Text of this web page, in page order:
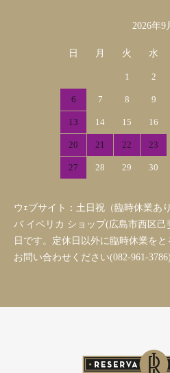
2026年9
日 月 火 水
1 2
6 7 8 9
13 14 15 16
20 21 22 23
27 28 29 30
ウｪブサイト：土日祝（臨時休
バ イベリカ ショップ(広島市西区
日です。定休日以外に臨時休業を
お問い合わせください(082-961-3786)